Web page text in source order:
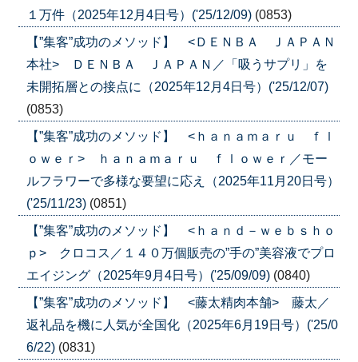
１万件（2025年12月4日号）('25/12/09) (0853)
【”集客”成功のメソッド】 <ＤＥＮＢＡ ＪＡＰＡＮ
本社> ＤＥＮＢＡ ＪＡＰＡＮ／「吸うサプリ」を
未開拓層との接点に（2025年12月4日号）('25/12/07)
(0853)
【”集客”成功のメソッド】 <ｈａｎａｍａｒｕ ｆｌ
ｏｗｅｒ> ｈａｎａｍａｒｕ ｆｌｏｗｅｒ／モー
ルフラワーで多様な要望に応え（2025年11月20日号）
('25/11/23) (0851)
【”集客”成功のメソッド】 <ｈａｎｄ－ｗｅｂｓｈｏ
ｐ> クロコス／１４０万個販売の”手の”美容液でプロ
エイジング（2025年9月4日号）('25/09/09) (0840)
【”集客”成功のメソッド】 <藤太精肉本舗> 藤太／
返礼品を機に人気が全国化（2025年6月19日号）('25/0
6/22) (0831)